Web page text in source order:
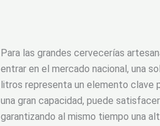
Para las grandes cervecerías
entrar en el mercado nacional, una
litros representa un elemento clave
una gran capacidad, puede
garantizando al mismo tiempo una